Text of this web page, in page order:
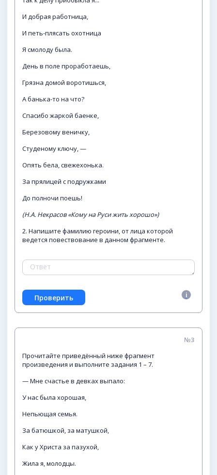
И добрая работница,
И петь-плясать охотница
Я смолоду была.
День в поле проработаешь,
Грязна домой воротишься,
А банька-то на что?
Спасибо жаркой баенке,
Березовому веничку,
Студеному ключу, —
Опять бела, свежехонька.
За прялицей с подружками
До полночи поешь!
(Н.А. Некрасов «Кому на Руси жить хорошо»)
2. Напишите фамилию героини, от лица которой
ведется повествование в данном фрагменте.
№3
Прочитайте приведённый ниже фрагмент
произведения и выполните задания 1 – 7.
— Мне счастье в девках выпало:
У нас была хорошая,
Непьющая семья.
За батюшкой, за матушкой,
Как у Христа за пазухой,
Жила я, молодцы.